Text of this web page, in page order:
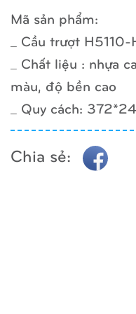
Mã sản phẩm:
_ Cầu trượt
_ Chất liệu : nhựa
màu, độ bền cao
_ Quy cách:
Chia sẻ: